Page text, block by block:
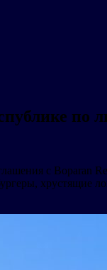
по
с Boparan
хрустящие